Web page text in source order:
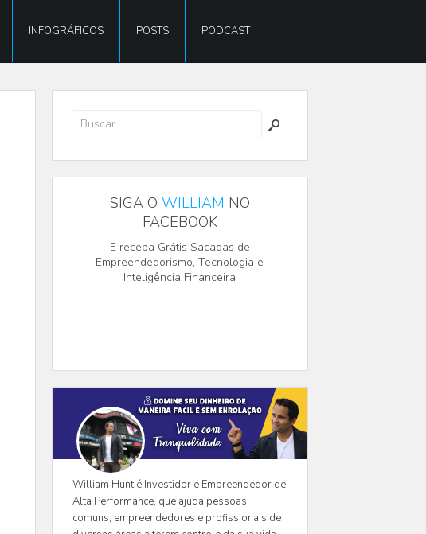
INFOGRÁFICOS POSTS PODCAST
SIGA O WILLIAM NO
FACEBOOK
E receba Grátis Sacadas de
Empreendedorismo, Tecnologia e
Inteligência Financeira
William Hunt é Investidor e Empreendedor de
Alta Performance, que ajuda pessoas
comuns, empreendedores e profissionais de